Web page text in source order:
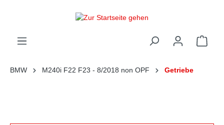
BMW M240i F22 F23 - 8/2018 non OPF Getriebe